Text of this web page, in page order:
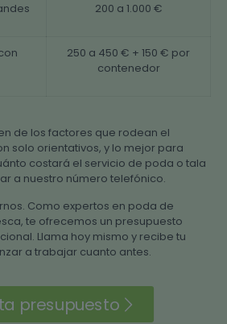
200 a 1.000 €
250 a 450 € + 150 € por
contenedor
de los factores que rodean el
solo orientativos, y lo mejor para
costará el servicio de poda o tala
a nuestro número telefónico.
Como expertos en poda de
te ofrecemos un presupuesto
Llama hoy mismo y recibe tu
a trabajar cuanto antes.
presupuesto